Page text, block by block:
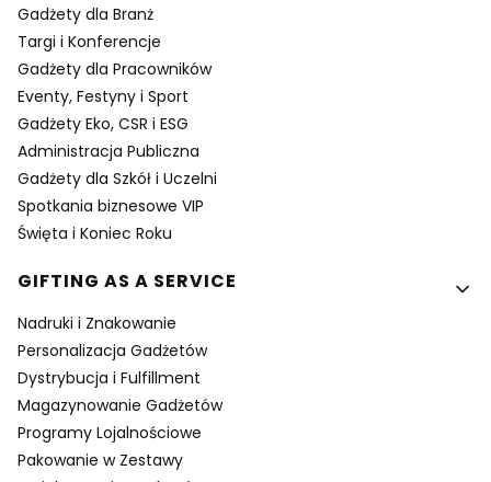
Gadżety dla Branż
Targi i Konferencje
Gadżety dla Pracowników
Eventy, Festyny i Sport
Gadżety Eko, CSR i ESG
Administracja Publiczna
Gadżety dla Szkół i Uczelni
Spotkania biznesowe VIP
Święta i Koniec Roku
GIFTING AS A SERVICE
Nadruki i Znakowanie
Personalizacja Gadżetów
Dystrybucja i Fulfillment
Magazynowanie Gadżetów
Programy Lojalnościowe
Pakowanie w Zestawy